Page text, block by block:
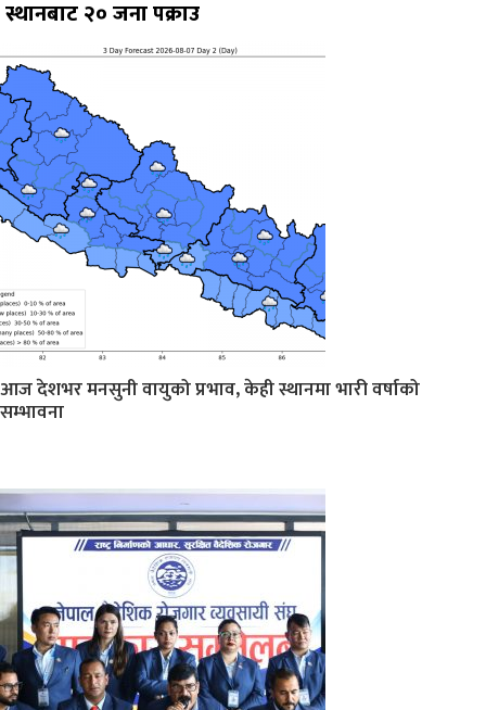
स्थानबाट २० जना पक्राउ
आज देशभर मनसुनी वायुको प्रभाव, केही स्थानमा भारी वर्षाको
सम्भावना